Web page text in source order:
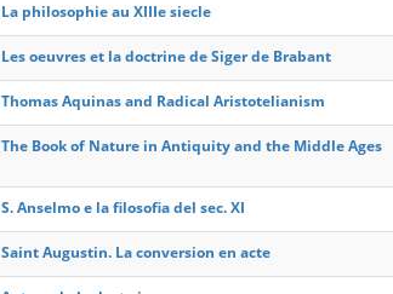
La philosophie au XIIIe siecle
Les oeuvres et la doctrine de Siger de Brabant
Thomas Aquinas and Radical Aristotelianism
The Book of Nature in Antiquity and the Middle Ages
S. Anselmo e la filosofia del sec. XI
Saint Augustin. La conversion en acte